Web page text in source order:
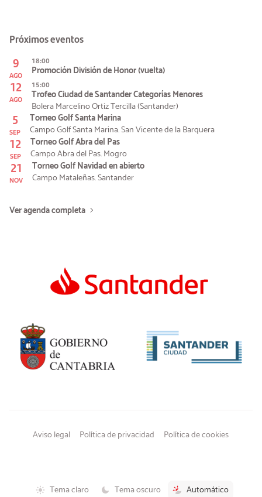
Próximos eventos
9
AGO
18:00
Promoción División de Honor (vuelta)
12
AGO
15:00
Trofeo Ciudad de Santander Categorías Menores
Bolera Marcelino Ortiz Tercilla (Santander)
5
SEP
Torneo Golf Santa Marina
Campo Golf Santa Marina. San Vicente de la Barquera
12
SEP
Torneo Golf Abra del Pas
Campo Abra del Pas. Mogro
21
NOV
Torneo Golf Navidad en abierto
Campo Mataleñas. Santander
Ver agenda completa
Aviso legal Política de privacidad Política de cookies
Tema claro Tema oscuro Automático